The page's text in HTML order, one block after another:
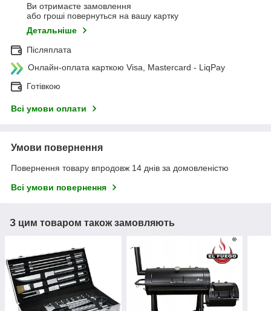
Ви отримаєте замовлення
або гроші повернуться на вашу картку
Детальніше
Післяплата
Онлайн-оплата карткою Visa, Mastercard - LiqPay
Готівкою
Всі умови оплати
Умови повернення
Повернення товару впродовж 14 днів за домовленістю
Всі умови повернення
З цим товаром також замовляють